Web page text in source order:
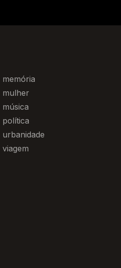
memória
mulher
música
política
urbanidade
viagem